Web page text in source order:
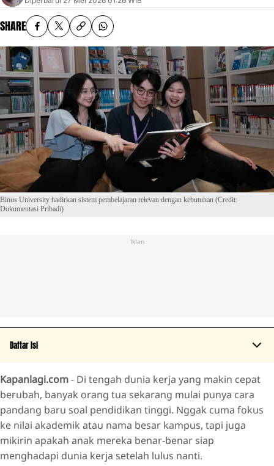
SHARE
Binus University hadirkan sistem pembelajaran relevan dengan kebutuhan (Credit:
Dokumentasi Pribadi)
Iklan
Daftar Isi
Dunia Kerja Berubah Cepat, Kampus Juga Harus Ikut Adaptif
AI Jadi Bagian dari Pengalaman Belajar Mahasiswa
Nggak Cuma Kuliah, Tapi Juga Disiapkan Buat Dunia
Profesional
Kapanlagi.com- Di tengah dunia kerja yang makin cepat
berubah, banyak orang tua sekarang mulai punya cara
pandang baru soal pendidikan tinggi. Nggak cuma fokus
ke nilai akademik atau nama besar kampus, tapi juga
mikirin apakah anak mereka benar-benar siap
menghadapi dunia kerja setelah lulus nanti.